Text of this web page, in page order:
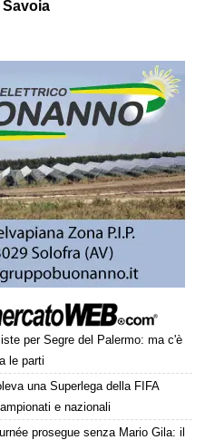
Savoia
per Segre del Palermo: ma c'è
le parti
una Superlega della FIFA
e nazionali
prosegue senza Mario Gila: il